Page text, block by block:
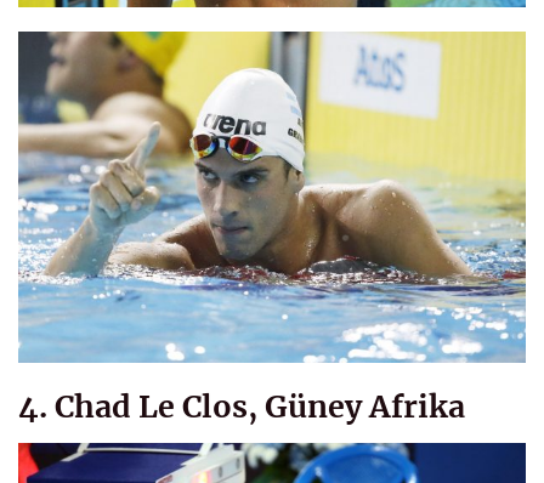
4. Chad Le Clos, Güney Afrika